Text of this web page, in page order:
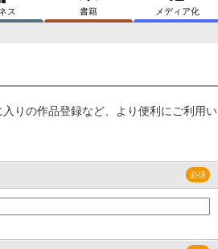
ス 書籍 メディア化
りの作品登録など、より便利にご利用い